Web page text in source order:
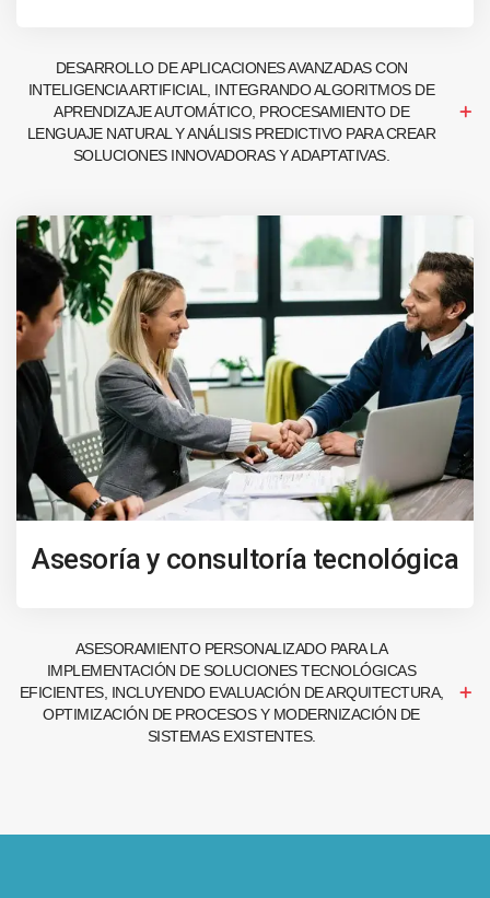
DESARROLLO DE APLICACIONES AVANZADAS CON
INTELIGENCIA ARTIFICIAL, INTEGRANDO ALGORITMOS DE
APRENDIZAJE AUTOMÁTICO, PROCESAMIENTO DE
LENGUAJE NATURAL Y ANÁLISIS PREDICTIVO PARA CREAR
SOLUCIONES INNOVADORAS Y ADAPTATIVAS.
Asesoría y consultoría tecnológica
ASESORAMIENTO PERSONALIZADO PARA LA
IMPLEMENTACIÓN DE SOLUCIONES TECNOLÓGICAS
EFICIENTES, INCLUYENDO EVALUACIÓN DE ARQUITECTURA,
OPTIMIZACIÓN DE PROCESOS Y MODERNIZACIÓN DE
SISTEMAS EXISTENTES.